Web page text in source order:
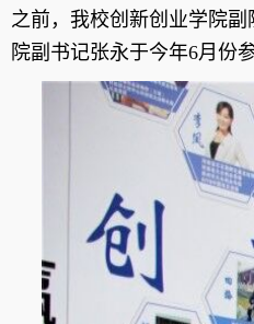
之前，我校创新创业学院
院副书记张永于今年6月份